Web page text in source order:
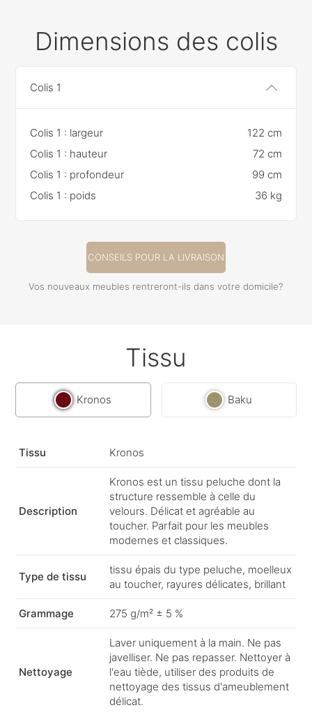
Dimensions des colis
Colis 1
Colis 1 : largeur
122 cm
Colis 1 : hauteur
72 cm
Colis 1 : profondeur
99 cm
Colis 1 : poids
36 kg
CONSEILS POUR LA LIVRAISON
Vos nouveaux meubles rentreront-ils dans votre domicile?
Tissu
Kronos Baku
Tissu Kronos
Description
Kronos est un tissu peluche dont la
structure ressemble à celle du
velours. Délicat et agréable au
toucher. Parfait pour les meubles
modernes et classiques.
Type de tissu
tissu épais du type peluche, moelleux
au toucher, rayures délicates, brillant
Grammage 275 g/m² ± 5 %
Nettoyage
Laver uniquement à la main. Ne pas
javelliser. Ne pas repasser. Nettoyer à
l'eau tiède, utiliser des produits de
nettoyage des tissus d'ameublement
délicat.